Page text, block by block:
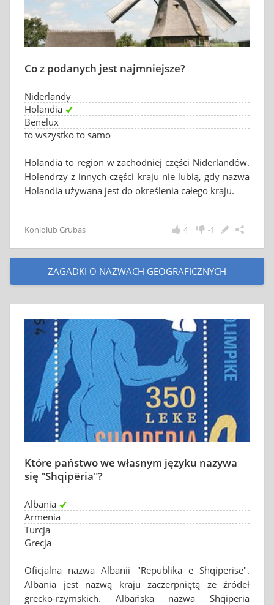
Co z podanych jest najmniejsze?
Niderlandy
Holandia
Benelux
to wszystko to samo
Holandia to region w zachodniej części Niderlandów.
Holendrzy z innych części kraju nie lubią, gdy nazwa
Holandia używana jest do określenia całego kraju.
Koniolub Grubas -1
4
ZAGADKI O NAZWACH GEOGRAFICZNYCH
Które państwo we własnym języku nazywa
się "Shqipëria"?
Albania
Armenia
Turcja
Grecja
Oficjalna nazwa Albanii "Republika e Shqipërise".
Albania jest nazwą kraju zaczerpniętą ze źródeł
grecko-rzymskich. Albańska nazwa Shqipëria